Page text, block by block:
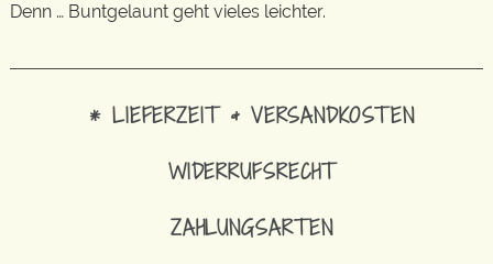
Denn … Buntgelaunt geht vieles leichter.
* LIEFERZEIT & VERSANDKOSTEN
WIDERRUFSRECHT
ZAHLUNGSARTEN